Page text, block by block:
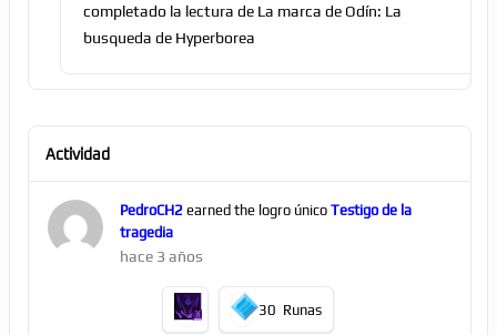
completado la lectura de La marca de Odín: La
busqueda de Hyperborea
Actividad
PedroCH2earned the logro único Testigo de la
tragedia
hace 3 años
30 Runas